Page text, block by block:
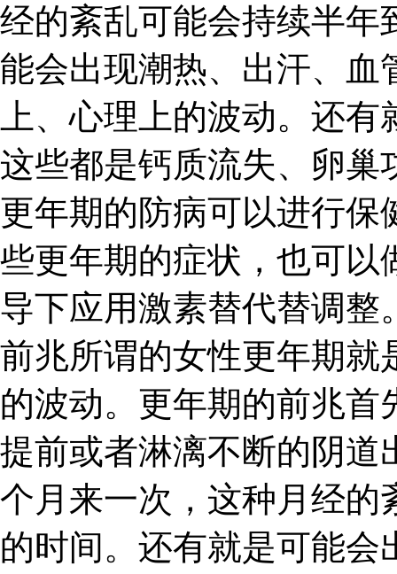
经的紊乱可能会持续半年
能会出现潮热、出汗、血
上、心理上的波动。还
这些都是钙质流失、卵巢
更年期的防病可以进行保
些更年期的症状，也可以
导下应用激素替代替调整
前兆所谓的女性更年期就
的波动。更年期的前兆
提前或者淋漓不断的阴道
个月来一次，这种月经的
的时间。还有就是可能